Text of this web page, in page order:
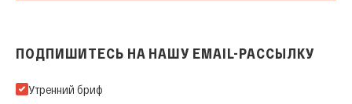
ПОДПИШИТЕСЬ НА НАШУ EMAIL-РАССЫЛКУ
Подпишитесь на нашу Email-рассылку
Утренний бриф